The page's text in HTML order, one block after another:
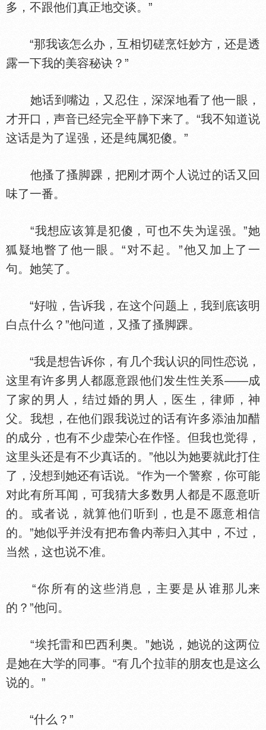
多，不跟他们真正地交谈。”
“那我该怎么办，互相切磋烹饪妙方，还是透
露一下我的美容秘诀？”
她话到嘴边，又忍住，深深地看了他一眼，
才开口，声音已经完全平静下来了。“我不知道说
这话是为了逞强，还是纯属犯傻。”
他搔了搔脚踝，把刚才两个人说过的话又回
味了一番。
“我想应该算是犯傻，可也不失为逞强。”她
狐疑地瞥了他一眼。“对不起。”他又加上了一
句。她笑了。
“好啦，告诉我，在这个问题上，我到底该明
白点什么？”他问道，又搔了搔脚踝。
“我是想告诉你，有几个我认识的同
恋说，
这里有许多男人都愿意跟他们发生
关系——成
了家的男人，结过婚的男人，医生，律师，神
父。我想，在他们跟我说过的话有许多添油加醋
的成分，也有不少虚荣心在作怪。但我也觉得，
这里头还是有不少真话的。”他以为她要就此打住
了，没想到她还有话说。“作为一个警察，你可能
对此有所耳闻，可我猜大多数男人都是不愿意听
的。或者说，就算他们听到，也是不愿意相信
的。”她似乎并没有把布鲁内蒂归入其中，不过，
当然，这也说不准。
“你所有的这些消息，主要是从谁那儿来
的？”他问。
“埃托雷和巴西利奥。”她说，她说的这两位
是她在大学的同事。“有几个拉菲的朋友也是这么
说的。”
“什么？”